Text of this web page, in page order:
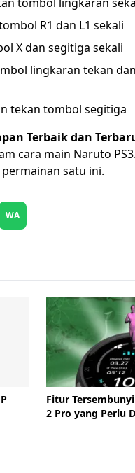
R1 dan L1 sekali
X dan segitiga sekali
lingkaran tekan
tekan tombol segitiga
Terbaik dan
cara main Naruto
satu ini.
WA
Fitur
2 Pro yang Perlu